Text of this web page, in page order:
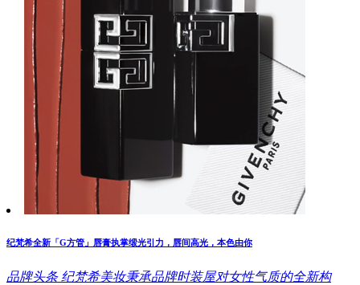
纪梵希全新「G方管」唇膏执掌缎光引力，唇间高光，本色由你
品牌头条 纪梵希美妆秉承品牌时装屋对女性气质的全新构